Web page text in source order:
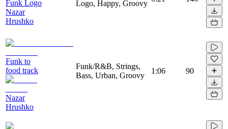
Funk Logo
Nazar
Hrushko
Logo, Happy, Groovy
Funk to
food track
Nazar
Hrushko
Funk/R&B, Strings,
Bass, Urban, Groovy
1:06 90